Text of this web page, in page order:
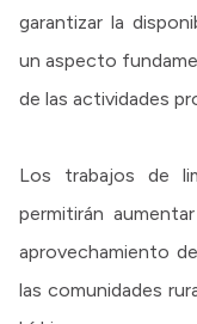
garantizar la
un aspecto
de las actividades
Los trabajos de
permitirán
aprovechamiento
las comunidades